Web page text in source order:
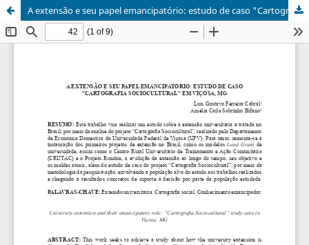
A extensão e seu papel emancipatório: estudo de caso "Cartografia Sociocultural" em Viçosa, MG